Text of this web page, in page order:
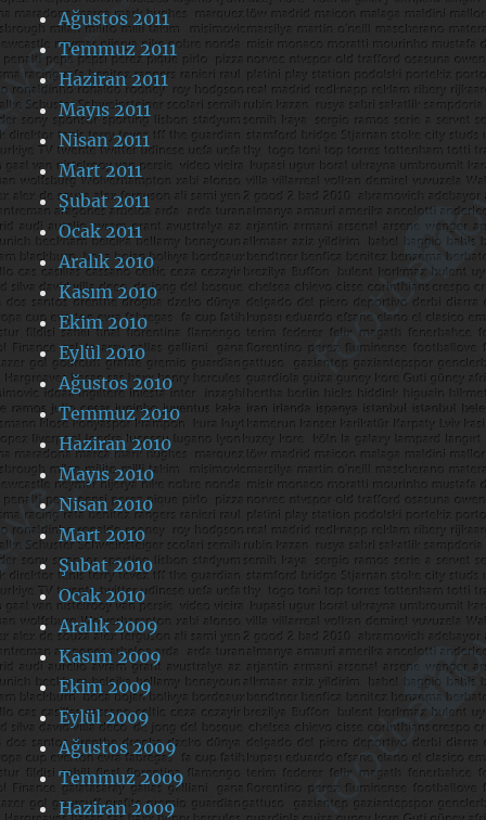
Ağustos 2011
Temmuz 2011
Haziran 2011
Mayıs 2011
Nisan 2011
Mart 2011
Şubat 2011
Ocak 2011
Aralık 2010
Kasım 2010
Ekim 2010
Eylül 2010
Ağustos 2010
Temmuz 2010
Haziran 2010
Mayıs 2010
Nisan 2010
Mart 2010
Şubat 2010
Ocak 2010
Aralık 2009
Kasım 2009
Ekim 2009
Eylül 2009
Ağustos 2009
Temmuz 2009
Haziran 2009